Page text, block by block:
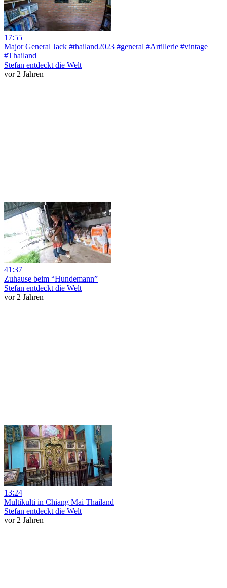
17:55
Major General Jack #thailand2023 #general #Artillerie #vintage
#Thailand
Stefan entdeckt die Welt
vor 2 Jahren
41:37
Zuhause beim “Hundemann”
Stefan entdeckt die Welt
vor 2 Jahren
13:24
Multikulti in Chiang Mai Thailand
Stefan entdeckt die Welt
vor 2 Jahren